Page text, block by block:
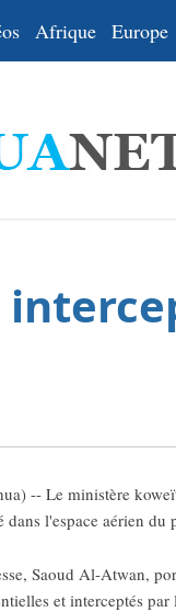
Afrique Europe
-- Le ministère
l'espace aérien du
Saoud Al-Atwan,
et interceptés